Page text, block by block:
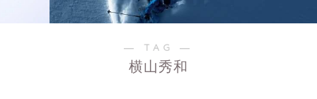
― TAG ―
横山秀和